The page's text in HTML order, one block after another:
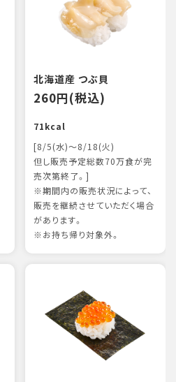
北海道産 つぶ貝
260円(税込)
71kcal
[8/5(水)～8/18(火)
但し販売予定総数70万食が完
売次第終了。]
※期間内の販売状況によって、
販売を継続させていただく場合
があります。
※お持ち帰り対象外。